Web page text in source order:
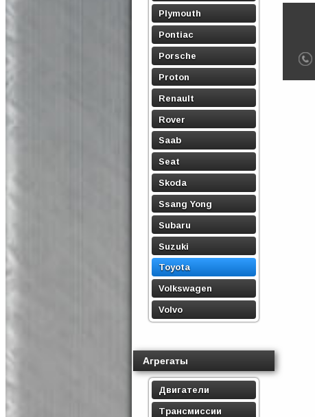
Plymouth
Pontiac
Porsche
Proton
Renault
Rover
Saab
Seat
Skoda
Ssang Yong
Subaru
Suzuki
Toyota
Volkswagen
Volvo
Агрегаты
Двигатели
Трансмиссии